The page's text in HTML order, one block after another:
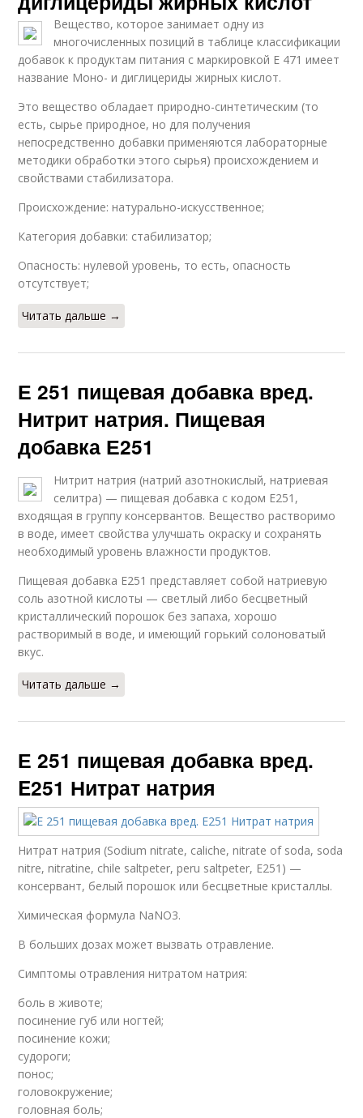
Вещество, которое занимает одну из
многочисленных позиций в таблице классификации
добавок к продуктам питания с маркировкой Е 471 имеет
название Моно- и диглицериды жирных кислот.
Это вещество обладает природно-синтетическим (то
есть, сырье природное, но для получения
непосредственно добавки применяются лабораторные
методики обработки этого сырья) происхождением и
свойствами стабилизатора.
Происхождение: натурально-искусственное;
Категория добавки: стабилизатор;
Опасность: нулевой уровень, то есть, опасность
отсутствует;
Читать дальше →
Е 251 пищевая добавка вред.
Нитрит натрия. Пищевая
добавка Е251
Нитрит натрия (натрий азотнокислый, натриевая
селитра) — пищевая добавка с кодом E251,
входящая в группу консервантов. Вещество растворимо
в воде, имеет свойства улучшать окраску и сохранять
необходимый уровень влажности продуктов.
Пищевая добавка E251 представляет собой натриевую
соль азотной кислоты — светлый либо бесцветный
кристаллический порошок без запаха, хорошо
растворимый в воде, и имеющий горький солоноватый
вкус.
Читать дальше →
Е 251 пищевая добавка вред.
E251 Нитрат натрия
Нитрат натрия (Sodium nitrate, caliche, nitrate of soda, soda
nitre, nitratine, chile saltpeter, peru saltpeter, E251) —
консервант, белый порошок или бесцветные кристаллы.
Химическая формула NaNO3.
В больших дозах может вызвать отравление.
Симптомы отравления нитратом натрия:
боль в животе;
посинение губ или ногтей;
посинение кожи;
судороги;
понос;
головокружение;
головная боль;